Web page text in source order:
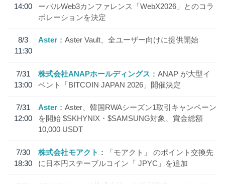
14:00
ーバルWeb3カンファレンス「WebX2026」とのコラ
ボレーションを決定
8/3
11:30
Aster Aster Vault、全ユーザー向けに提供開始
7/31
13:00
株式会社ANAPホールディングス
ANAP が大型イ
ベント「BITCOIN JAPAN 2026」開催決定
7/31
12:00
Aster
Aster、韓国RWAシーズン1取引キャンペーン
を開始 $SKHYNIX・$SAMSUNG対象、賞金総額
10,000 USDT
7/30
18:30
株式会社モアクト
「モアクト」 のポイント交換先
に日本円ステーブルコイン「 JPYC」を追加
7/29
SBI VCトレード株式会社
信託型円建てステーブル